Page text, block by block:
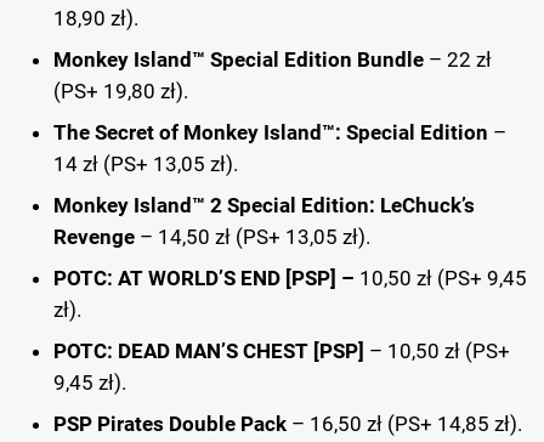
18,90 zł).
Monkey Island™ Special Edition Bundle – 22 zł
(PS+ 19,80 zł).
The Secret of Monkey Island™: Special Edition –
14 zł (PS+ 13,05 zł).
Monkey Island™ 2 Special Edition: LeChuck’s
Revenge – 14,50 zł (PS+ 13,05 zł).
POTC: AT WORLD’S END [PSP] – 10,50 zł (PS+ 9,45
zł).
POTC: DEAD MAN’S CHEST [PSP] – 10,50 zł (PS+
9,45 zł).
PSP Pirates Double Pack – 16,50 zł (PS+ 14,85 zł).